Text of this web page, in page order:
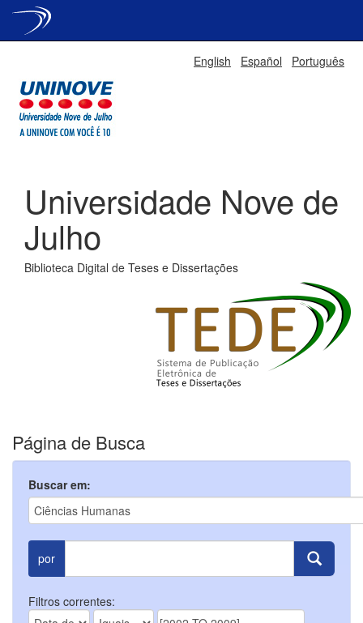
English Español Português
Universidade Nove de
Julho
Biblioteca Digital de Teses e Dissertações
Página de Busca
Buscar em:
por
Filtros correntes: